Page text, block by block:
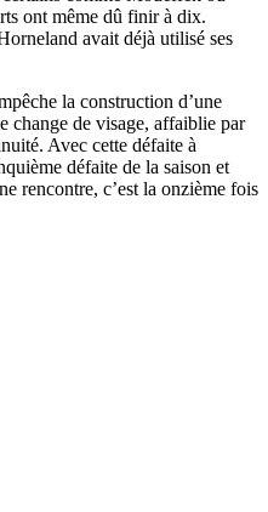
ont même dû finir à dix.
avait déjà utilisé ses
la construction d’une
change de visage, affaiblie par
Avec cette défaite à
défaite de la saison et
rencontre, c’est la onzième fois